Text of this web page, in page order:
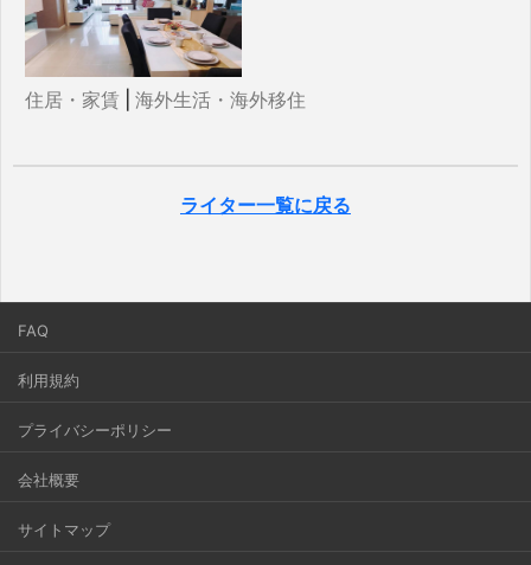
住居・家賃 海外生活・海外移住
ライター一覧に戻る
FAQ
利用規約
プライバシーポリシー
会社概要
サイトマップ